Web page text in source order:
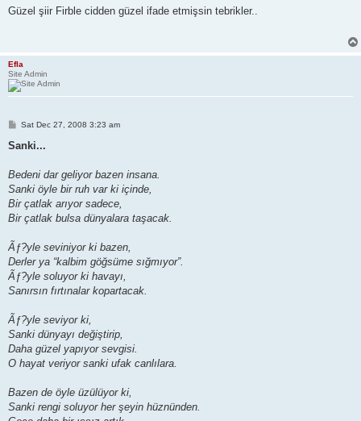
s
Güzel şiir Firble cidden güzel ifade etmişsin tebrikler..
Efla
Site Admin
P
s
Sat Dec 27, 2008 3:23 am
Sanki...
Bedeni dar geliyor bazen insana.
Sanki öyle bir ruh var ki içinde,
Bir çatlak arıyor sadece,
Bir çatlak bulsa dünyalara taşacak.
Ãƒ?yle seviniyor ki bazen,
Derler ya “kalbim göğsüme sığmıyor”.
Ãƒ?yle soluyor ki havayı,
Sanırsın fırtınalar kopartacak.
Ãƒ?yle seviyor ki,
Sanki dünyayı değiştirip,
Daha güzel yapıyor sevgisi.
O hayat veriyor sanki ufak canlılara.
Bazen de öyle üzülüyor ki,
Sanki rengi soluyor her şeyin hüznünden.